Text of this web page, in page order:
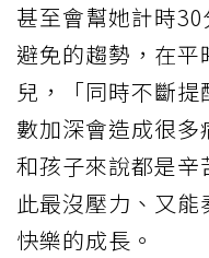
甚至會幫她計時
避免的趨勢，在
兒，「同時不斷
數加深會造成很
和孩子來說都是
此最沒壓力、又
快樂的成長。